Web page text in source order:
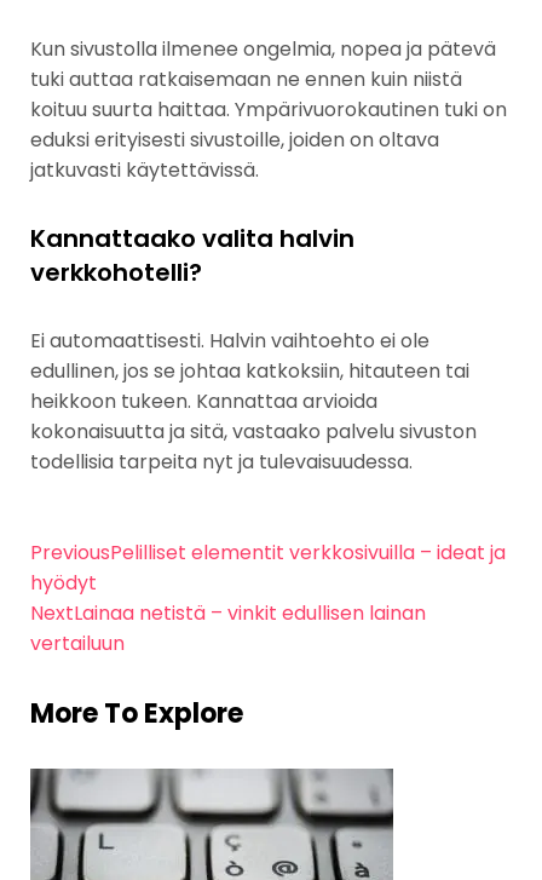
Kun sivustolla ilmenee ongelmia, nopea ja pätevä
tuki auttaa ratkaisemaan ne ennen kuin niistä
koituu suurta haittaa. Ympärivuorokautinen tuki on
eduksi erityisesti sivustoille, joiden on oltava
jatkuvasti käytettävissä.
Kannattaako valita halvin
verkkohotelli?
Ei automaattisesti. Halvin vaihtoehto ei ole
edullinen, jos se johtaa katkoksiin, hitauteen tai
heikkoon tukeen. Kannattaa arvioida
kokonaisuutta ja sitä, vastaako palvelu sivuston
todellisia tarpeita nyt ja tulevaisuudessa.
PreviousPelilliset elementit verkkosivuilla – ideat ja
hyödyt
NextLainaa netistä – vinkit edullisen lainan
vertailuun
More To Explore